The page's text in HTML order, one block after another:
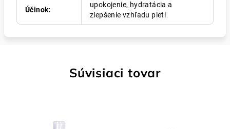
Účinok:
upokojenie, hydratácia a
zlepšenie vzhľadu pleti
Súvisiaci tovar